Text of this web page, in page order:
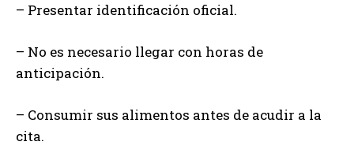
– Presentar identificación oficial.
– No es necesario llegar con horas de
anticipación.
– Consumir sus alimentos antes de acudir a la
cita.